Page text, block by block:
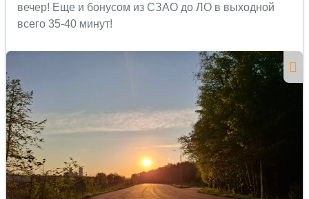
вечер! Еще и бонусом из СЗАО до ЛО в выходной
всего 35-40 минут!